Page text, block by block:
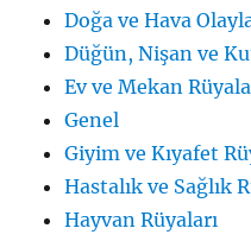
Doğa ve Hava
Düğün, Nişan ve
Ev ve Mekan
Genel
Giyim ve Kıyafet
Hastalık ve Sağlık
Hayvan Rüyaları